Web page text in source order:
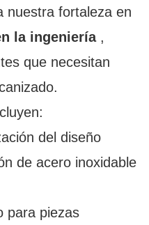
nuestra fortaleza en
la ingeniería,
que necesitan
del diseño
de acero inoxidable
para piezas